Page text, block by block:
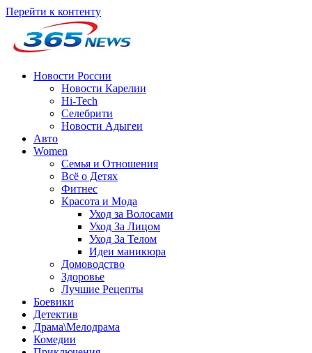
Перейти к контенту
Новости России
Новости Карелии
Hi-Tech
Селебрити
Новости Адыгеи
Авто
Women
Семья и Отношения
Всё о Детях
Фитнес
Красота и Мода
Уход за Волосами
Уход За Лицом
Уход За Телом
Идеи маникюра
Домоводство
Здоровье
Лучшие Рецепты
Боевики
Детектив
Драма\Мелодрама
Комедии